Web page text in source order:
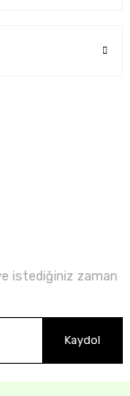
istediğiniz zaman
Kaydol